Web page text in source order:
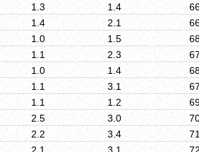
1.3 1.4
1.4 2.1
1.0 1.5
1.1 2.3
1.0 1.4
1.1 3.1
1.1 1.2
2.5 3.0
2.2 3.4
2.1 3.1